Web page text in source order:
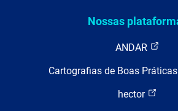
Nossas
ANDAR
Cartografias de Boas
hector